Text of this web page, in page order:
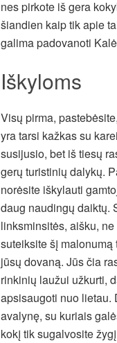
nes pirkote iš gera
šiandien kaip tik apie
galima padovanoti
Iškyloms
Visų pirma,
yra tarsi kažkas su
susijusio, bet iš tiesų
gerų turistinių dalykų.
norėsite iškylauti
daug naudingų daiktų.
linksminsitės, aišku,
suteiksite šį malonumą
jūsų dovaną. Jūs čia
rinkinių laužui užkurti,
apsisaugoti nuo lietau.
avalynę, su kuriais
kokį tik sugalvosite